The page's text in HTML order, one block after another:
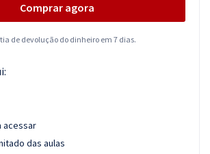
Comprar agora
de devolução do dinheiro em 7 dias.
acessar
das aulas